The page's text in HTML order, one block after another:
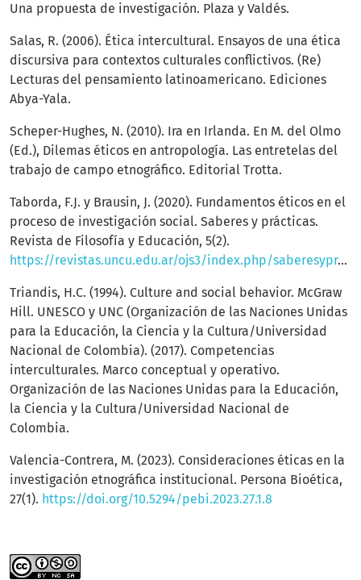
Una propuesta de investigación. Plaza y Valdés.
Salas, R. (2006). Ética intercultural. Ensayos de una ética
discursiva para contextos culturales conflictivos. (Re)
Lecturas del pensamiento latinoamericano. Ediciones
Abya-Yala.
Scheper-Hughes, N. (2010). Ira en Irlanda. En M. del Olmo
(Ed.), Dilemas éticos en antropología. Las entretelas del
trabajo de campo etnográfico. Editorial Trotta.
Taborda, F.J. y Brausin, J. (2020). Fundamentos éticos en el
proceso de investigación social. Saberes y prácticas.
Revista de Filosofía y Educación, 5(2).
https://revistas.uncu.edu.ar/ojs3/index.php/saberesypracticas/article/view/2415
Triandis, H.C. (1994). Culture and social behavior. McGraw
Hill. UNESCO y UNC (Organización de las Naciones Unidas
para la Educación, la Ciencia y la Cultura/Universidad
Nacional de Colombia). (2017). Competencias
interculturales. Marco conceptual y operativo.
Organización de las Naciones Unidas para la Educación,
la Ciencia y la Cultura/Universidad Nacional de
Colombia.
Valencia-Contrera, M. (2023). Consideraciones éticas en la
investigación etnográfica institucional. Persona Bioética,
27(1). https://doi.org/10.5294/pebi.2023.27.1.8